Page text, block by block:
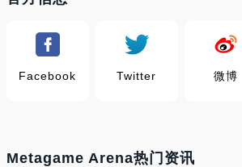
Facebook Twitter 微博
Metagame Arena热门资讯